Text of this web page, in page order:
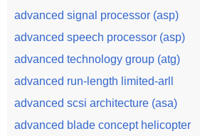
advanced signal processor (asp)
advanced speech processor (asp)
advanced technology group (atg)
advanced run-length limited-arll
advanced scsi architecture (asa)
advanced blade concept helicopter